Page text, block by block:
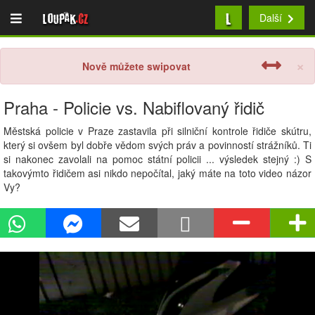
Loupak.cz L Další
×
Nově můžete swipovat
Praha - Policie vs. Nabiflovaný řidič
Městská policie v Praze zastavila při silniční kontrole řidiče skútru,
který si ovšem byl dobře vědom svých práv a povinností strážníků. Ti
si nakonec zavolali na pomoc státní policii ... výsledek stejný :) S
takovýmto řidičem asi nikdo nepočítal, jaký máte na toto video názor
Vy?